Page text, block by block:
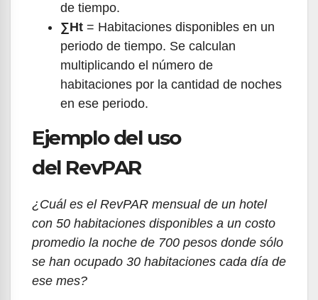
de tiempo.
∑Ht = Habitaciones disponibles en un
periodo de tiempo. Se calculan
multiplicando el número de
habitaciones por la cantidad de noches
en ese periodo.
Ejemplo del uso
del RevPAR
¿Cuál es el RevPAR mensual de un hotel
con 50 habitaciones disponibles a un costo
promedio la noche de 700 pesos donde sólo
se han ocupado 30 habitaciones cada día de
ese mes?